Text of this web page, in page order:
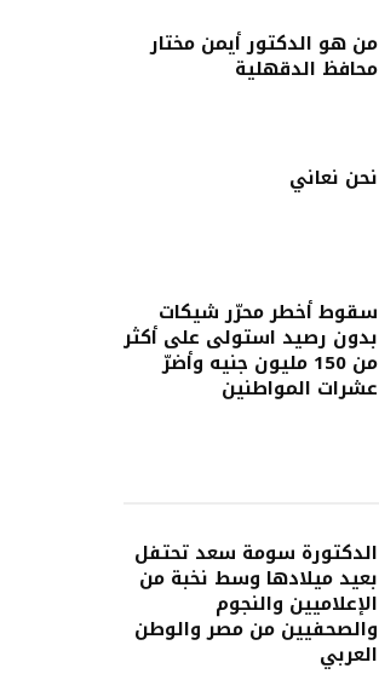
من هو الدكتور أيمن مختار
محافظ الدقهلية
نحن نعاني
سقوط أخطر محرّر شيكات
بدون رصيد استولى على أكثر
من 150 مليون جنيه وأضرّ
عشرات المواطنين
الدكتورة سومة سعد تحتفل
بعيد ميلادها وسط نخبة من
الإعلاميين والنجوم
والصحفيين من مصر والوطن
العربي